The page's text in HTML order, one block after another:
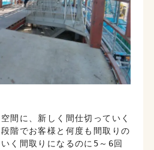
間に、新しく間仕切っていく
階でお客様と何度も間取りの
く間取りになるのに5～6回